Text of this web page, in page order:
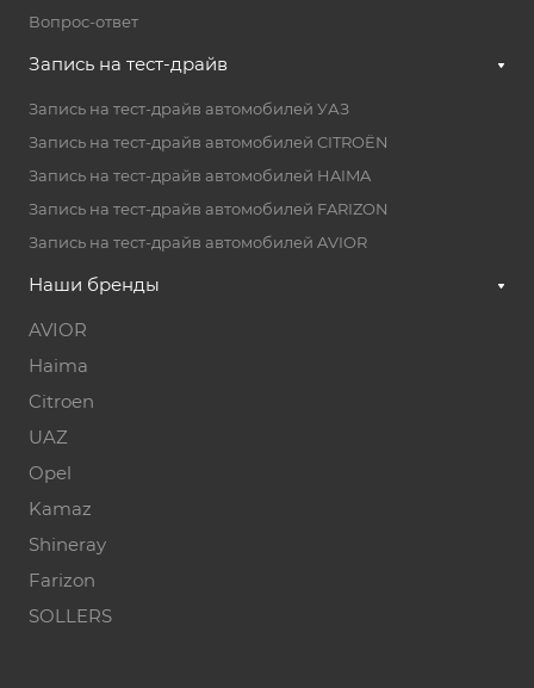
Вопрос-ответ
Запись на тест-драйв
Запись на тест-драйв автомобилей УАЗ
Запись на тест-драйв автомобилей CITROËN
Запись на тест-драйв автомобилей HAIMA
Запись на тест-драйв автомобилей FARIZON
Запись на тест-драйв автомобилей AVIOR
Наши бренды
AVIOR
Haima
Citroen
UAZ
Opel
Kamaz
Shineray
Farizon
SOLLERS